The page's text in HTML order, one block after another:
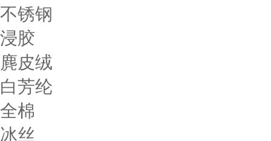
不锈钢
浸胶
麂皮绒
白芳纶
全棉
冰丝